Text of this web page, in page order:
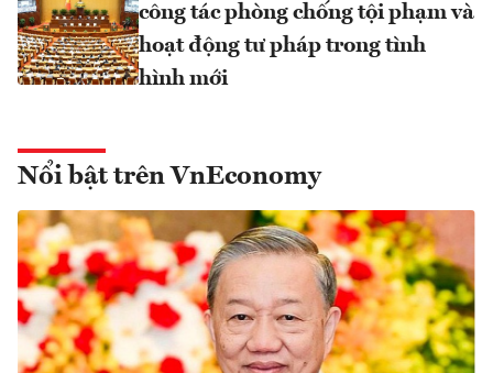
công tác phòng chống tội phạm và
hoạt động tư pháp trong tình
hình mới
Nổi bật trên VnEconomy